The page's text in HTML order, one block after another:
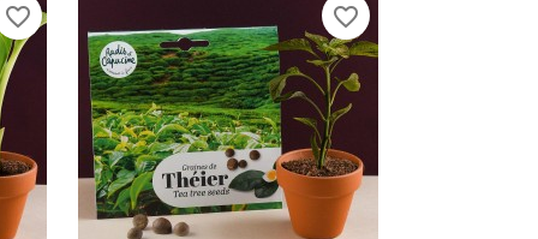
favorite_border favorite_border